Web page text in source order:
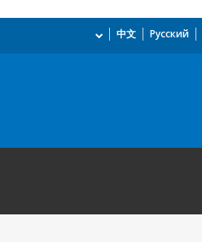
Русский
中文